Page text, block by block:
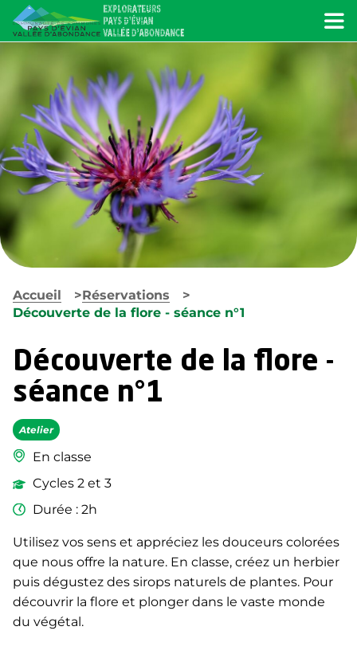
Accueil
Réservations
Découverte de la flore - séance n°1
Découverte de la flore -
séance n°1
Atelier
En classe
Cycles 2 et 3
Durée : 2h
Utilisez vos sens et appréciez les douceurs colorées
que nous offre la nature. En classe, créez un herbier
puis dégustez des sirops naturels de plantes. Pour
découvrir la flore et plonger dans le vaste monde
du végétal.